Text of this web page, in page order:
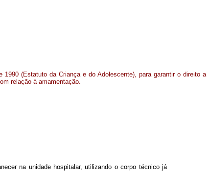
1990 (Estatuto da Criança e do Adolescente), para garantir o direito a
relação à amamentação.
na unidade hospitalar, utilizando o corpo técnico já